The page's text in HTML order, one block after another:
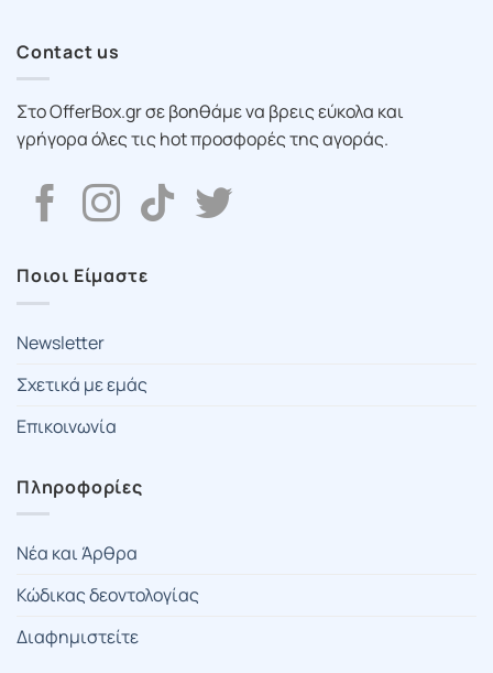
Contact us
Στο OfferBox.gr σε βοηθάμε να βρεις εύκολα και
γρήγορα όλες τις hot προσφορές της αγοράς.
Ποιοι Είμαστε
Newsletter
Σχετικά με εμάς
Επικοινωνία
Πληροφορίες
Νέα και Άρθρα
Κώδικας δεοντολογίας
Διαφημιστείτε